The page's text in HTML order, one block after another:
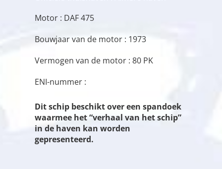
Motor : DAF 475
Bouwjaar van de motor : 1973
Vermogen van de motor : 80 PK
ENI-nummer :
Dit schip beschikt over een spandoek
waarmee het “verhaal van het schip”
in de haven kan worden
gepresenteerd.